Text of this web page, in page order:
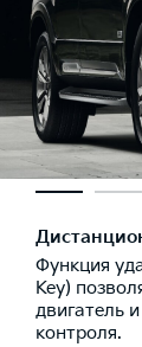
Функция
Key)
двигатель
контроля.